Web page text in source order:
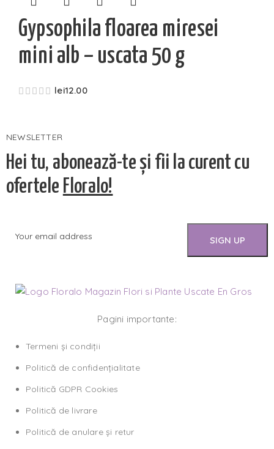
Gypsophila floarea miresei
mini alb – uscata 50 g
lei12.00
NEWSLETTER
Hei tu, abonează-te și fii la curent cu
ofertele Floralo!
Pagini importante:
Termeni și condiții
Politică de confidențialitate
Politică GDPR Cookies
Politică de livrare
Politică de anulare și retur